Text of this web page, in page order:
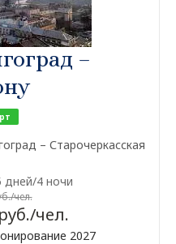
–
– Старочеркасская
дней/4 ночи
чел.
чел.
2027